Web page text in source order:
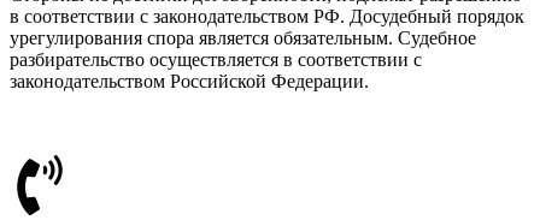
в соответствии с законодательством РФ. Досудебный порядок
урегулирования спора является обязательным. Судебное
разбирательство осуществляется в соответствии с
законодательством Российской Федерации.